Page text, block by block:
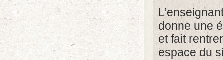
donne une
et fait
espace du